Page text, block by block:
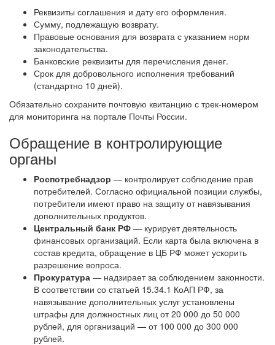
Реквизиты соглашения и дату его оформления.
Сумму, подлежащую возврату.
Правовые основания для возврата с указанием норм
законодательства.
Банковские реквизиты для перечисления денег.
Срок для добровольного исполнения требований
(стандартно 10 дней).
Обязательно сохраните почтовую квитанцию с трек-номером
для мониторинга на портале Почты России.
Обращение в контролирующие
органы
Роспотребнадзор — контролирует соблюдение прав
потребителей. Согласно официальной позиции службы,
потребители имеют право на защиту от навязывания
дополнительных продуктов.
Центральный банк РФ — курирует деятельность
финансовых организаций. Если карта была включена в
состав кредита, обращение в ЦБ РФ может ускорить
разрешение вопроса.
Прокуратура — надзирает за соблюдением законности.
В соответствии со статьей 15.34.1 КоАП РФ, за
навязывание дополнительных услуг установлены
штрафы для должностных лиц от 20 000 до 50 000
рублей, для организаций — от 100 000 до 300 000
рублей.